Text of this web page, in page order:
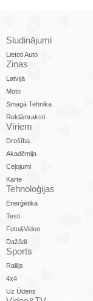
Sludinājumi
Lietoti Auto
Ziņas
Latvijā
Moto
Smagā Tehnika
Reklāmraksti
Vīriem
Drošība
Akadēmija
Ceļojumi
Karte
Tehnoloģijas
Enerģētika
Testi
Foto&Video
Dažādi
Sports
Rallijs
4x4
Uz Ūdens